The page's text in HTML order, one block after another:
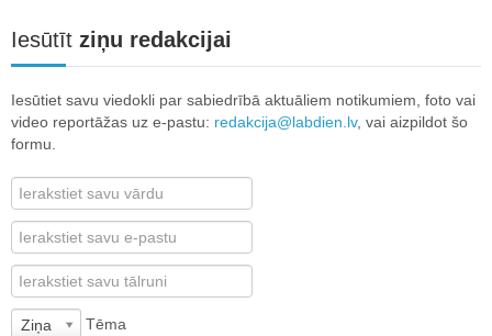
Iesūtīt ziņu redakcijai
Iesūtiet savu viedokli par sabiedrībā aktuāliem notikumiem, foto vai
video reportāžas uz e-pastu: redakcija@labdien.lv, vai aizpildot šo
formu.
Ziņa Tēma